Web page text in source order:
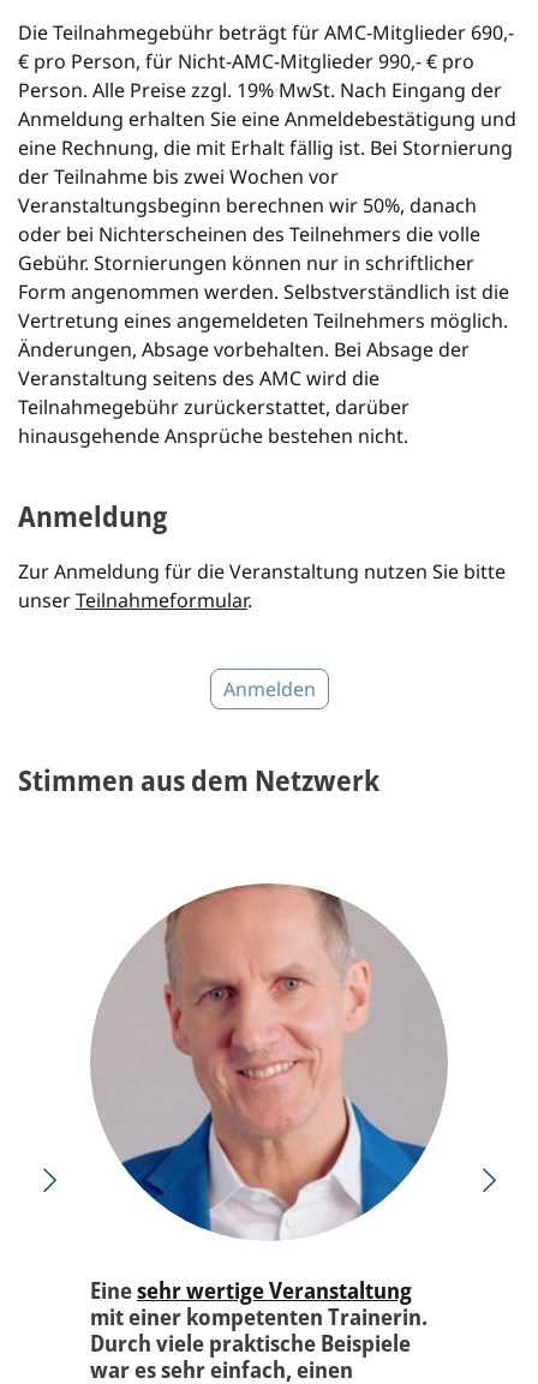
Die Teilnahmegebühr beträgt für AMC-Mitglieder 690,-
€ pro Person, für Nicht-AMC-Mitglieder 990,- € pro
Person. Alle Preise zzgl. 19% MwSt. Nach Eingang der
Anmeldung erhalten Sie eine Anmeldebestätigung und
eine Rechnung, die mit Erhalt fällig ist. Bei Stornierung
der Teilnahme bis zwei Wochen vor
Veranstaltungsbeginn berechnen wir 50%, danach
oder bei Nichterscheinen des Teilnehmers die volle
Gebühr. Stornierungen können nur in schriftlicher
Form angenommen werden. Selbstverständlich ist die
Vertretung eines angemeldeten Teilnehmers möglich.
Änderungen, Absage vorbehalten. Bei Absage der
Veranstaltung seitens des AMC wird die
Teilnahmegebühr zurückerstattet, darüber
hinausgehende Ansprüche bestehen nicht.
Anmeldung
Zur Anmeldung für die Veranstaltung nutzen Sie bitte
unserTeilnahmeformular.
Anmelden
Stimmen aus dem Netzwerk
Einesehr wertige Veranstaltung
mit einer kompetenten Trainerin.
Durch viele praktische Beispiele
war es sehr einfach, einen